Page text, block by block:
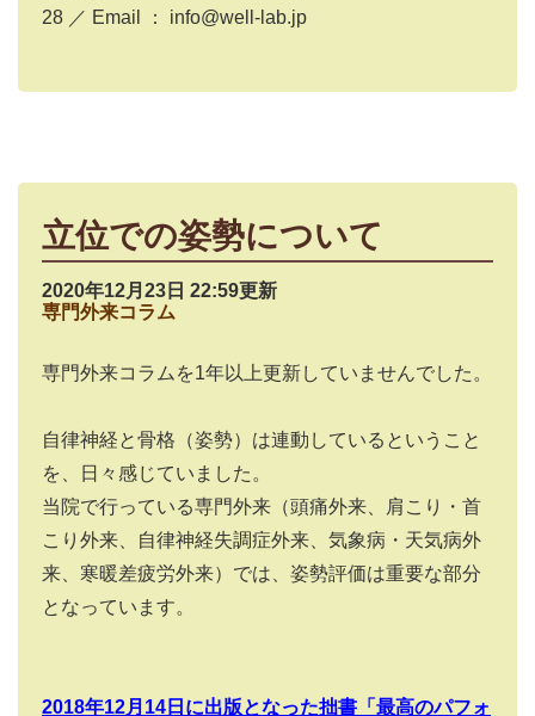
28 ／ Email ： info@well-lab.jp
立位での姿勢について
2020年12月23日 22:59更新
専門外来コラム
専門外来コラムを1年以上更新していませんでした。
自律神経と骨格（姿勢）は連動しているということ
を、日々感じていました。
当院で行っている専門外来（頭痛外来、肩こり・首
こり外来、自律神経失調症外来、気象病・天気病外
来、寒暖差疲労外来）では、姿勢評価は重要な部分
となっています。
2018年12月14日に出版となった拙書「最高のパフォ